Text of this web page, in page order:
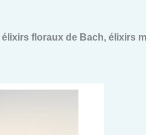
floraux de Bach, élixirs